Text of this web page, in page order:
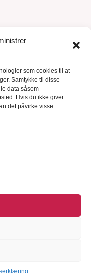
som cookies til at
Samtykke til disse
data såsom
Hvis du ikke giver
det påvirke visse